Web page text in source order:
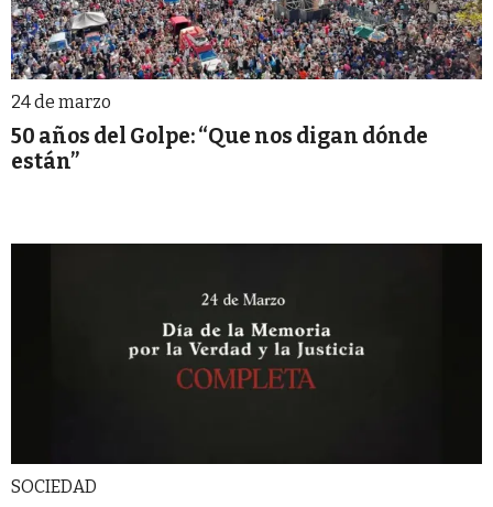
24 de marzo
50 años del Golpe: “Que nos digan dónde
están”
SOCIEDAD